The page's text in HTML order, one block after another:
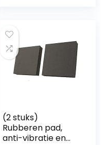
(2 stuks)
Rubberen pad,
anti-vibratie en